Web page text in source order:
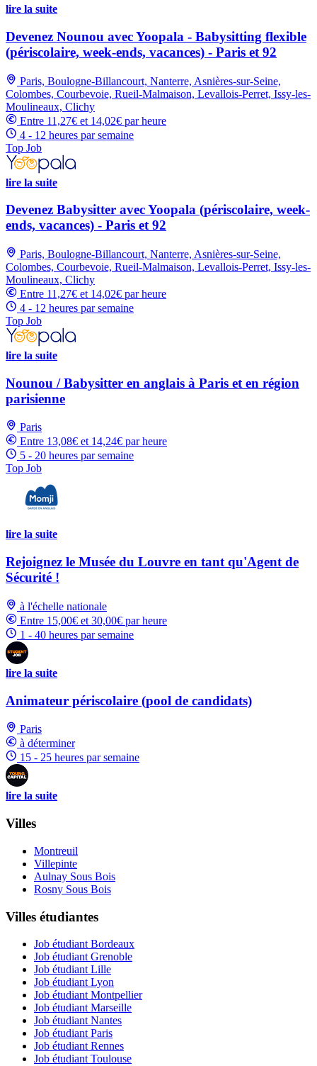
lire la suite
Devenez Nounou avec Yoopala - Babysitting flexible
(périscolaire, week-ends, vacances) - Paris et 92
Paris, Boulogne-Billancourt, Nanterre, Asnières-sur-Seine,
Colombes, Courbevoie, Rueil-Malmaison, Levallois-Perret, Issy-les-
Moulineaux, Clichy
Entre 11,27€ et 14,02€ par heure
4 - 12 heures par semaine
Top Job
lire la suite
Devenez Babysitter avec Yoopala (périscolaire, week-
ends, vacances) - Paris et 92
Paris, Boulogne-Billancourt, Nanterre, Asnières-sur-Seine,
Colombes, Courbevoie, Rueil-Malmaison, Levallois-Perret, Issy-les-
Moulineaux, Clichy
Entre 11,27€ et 14,02€ par heure
4 - 12 heures par semaine
Top Job
lire la suite
Nounou / Babysitter en anglais à Paris et en région
parisienne
Paris
Entre 13,08€ et 14,24€ par heure
5 - 20 heures par semaine
Top Job
lire la suite
Rejoignez le Musée du Louvre en tant qu'Agent de
Sécurité !
à l'échelle nationale
Entre 15,00€ et 30,00€ par heure
1 - 40 heures par semaine
lire la suite
Animateur périscolaire (pool de candidats)
Paris
à déterminer
15 - 25 heures par semaine
lire la suite
Villes
Montreuil
Villepinte
Aulnay Sous Bois
Rosny Sous Bois
Villes étudiantes
Job étudiant Bordeaux
Job étudiant Grenoble
Job étudiant Lille
Job étudiant Lyon
Job étudiant Montpellier
Job étudiant Marseille
Job étudiant Nantes
Job étudiant Paris
Job étudiant Rennes
Job étudiant Toulouse